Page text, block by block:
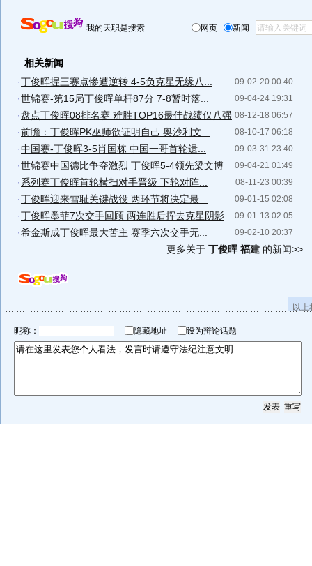
我的天职是搜索 网页 新闻
相关新闻
09-02-20 00:40
·丁俊晖握三赛点惨遭逆转 4-5负克星无缘八...
09-04-24 19:31
·世锦赛-第15局丁俊晖单杆87分 7-8暂时落...
08-12-18 06:57
·盘点丁俊晖08排名赛 难胜TOP16最佳战绩仅八强
08-10-17 06:18
·前瞻：丁俊晖PK巫师欲证明自己 奥沙利文...
09-03-31 23:40
·中国赛-丁俊晖3-5肖国栋 中国一哥首轮遗...
09-04-21 01:49
·世锦赛中国德比争夺激烈 丁俊晖5-4领先梁文博
08-11-23 00:39
·系列赛丁俊晖首轮横扫对手晋级 下轮对阵...
09-01-15 02:08
·丁俊晖迎来雪耻关键战役 两环节将决定最...
09-01-13 02:05
·丁俊晖墨菲7次交手回顾 两连胜后挥去克星阴影
09-02-10 20:37
·希金斯成丁俊晖最大苦主 赛季六次交手无...
更多关于 丁俊晖 福建 的新闻>>
以
昵称： 隐藏地址 设为辩论话题